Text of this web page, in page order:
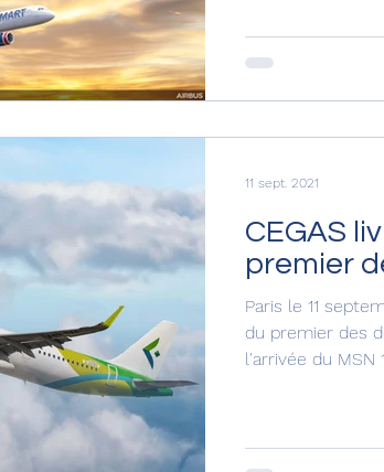
CEGAS
premier
Paris le 11
du premier des
l'arrivée du MSN
11 sept. 2021